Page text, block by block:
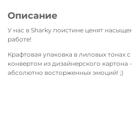
Описание
У нас в Sharky поистине ценят
работе!
Крафтовая упаковка в лиловых тонах
конвертом из дизайнерского
абсолютно восторженных эмоций! ;)